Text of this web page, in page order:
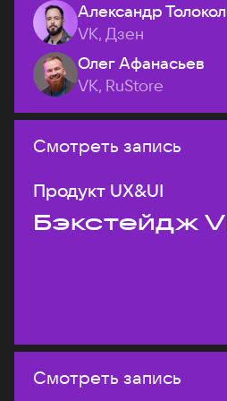
Александр
VK, Дзен
Олег Афанасьев
VK, RuStore
Смотреть запись
Продукт UX&UI
Бэкстейдж
Смотреть запись